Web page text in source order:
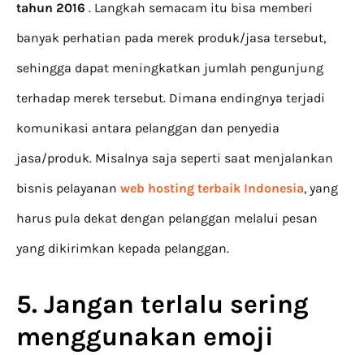
tahun 2016 . Langkah semacam itu bisa memberi
banyak perhatian pada merek produk/jasa tersebut,
sehingga dapat meningkatkan jumlah pengunjung
terhadap merek tersebut. Dimana endingnya terjadi
komunikasi antara pelanggan dan penyedia
jasa/produk. Misalnya saja seperti saat menjalankan
bisnis pelayanan web hosting terbaik Indonesia, yang
harus pula dekat dengan pelanggan melalui pesan
yang dikirimkan kepada pelanggan.
5. Jangan terlalu sering
menggunakan emoji